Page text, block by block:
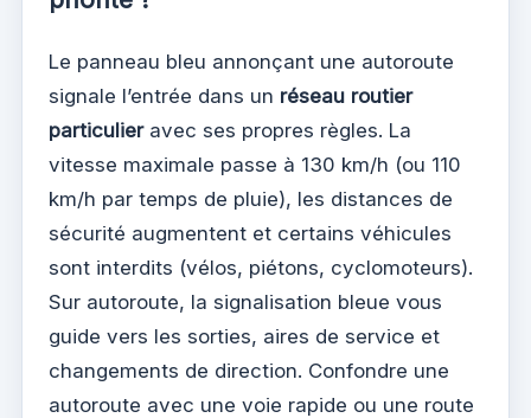
Le panneau bleu annonçant une autoroute
signale l’entrée dans un réseau routier
particulieravec ses propres règles. La
vitesse maximale passe à 130 km/h (ou 110
km/h par temps de pluie), les distances de
sécurité augmentent et certains véhicules
sont interdits (vélos, piétons, cyclomoteurs).
Sur autoroute, la signalisation bleue vous
guide vers les sorties, aires de service et
changements de direction. Confondre une
autoroute avec une voie rapide ou une route